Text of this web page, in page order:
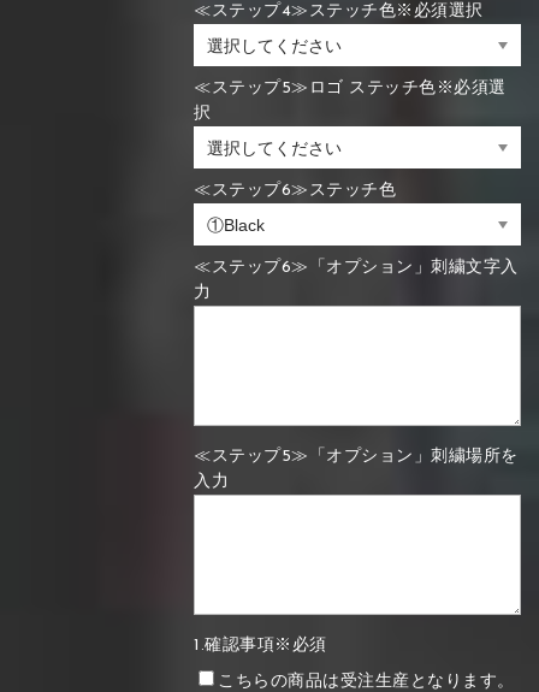
≪ステップ4≫ステッチ色※必須選択
≪ステップ5≫ロゴ ステッチ色※必須選
択
≪ステップ6≫ステッチ色
≪ステップ6≫「オプション」刺繍文字入
力
≪ステップ5≫「オプション」刺繍場所を
入力
1.確認事項※必須
こちらの商品は受注生産となります。